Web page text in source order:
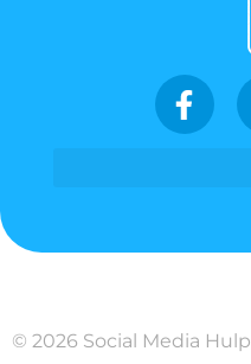
© 2026 Social Media Hulp